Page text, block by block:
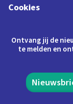
Cookies
Ontvang jij de
te melden en